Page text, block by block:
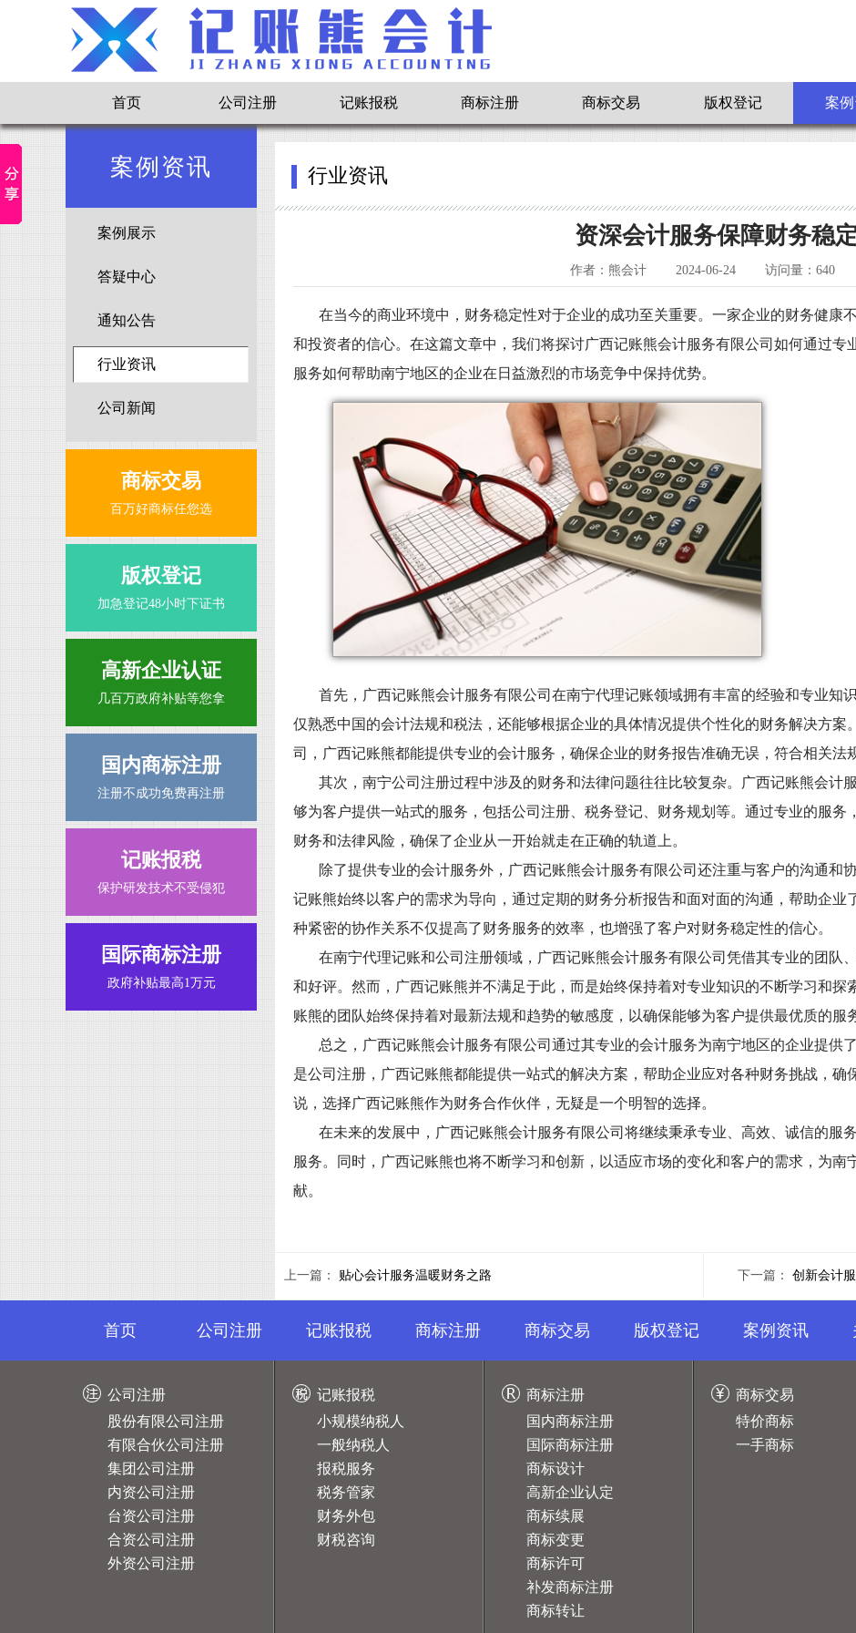
首页 公司注册 记账报税 商标注册 商标交易 版权登记 案
案例资讯
案例展示
答疑中心
通知公告
行业资讯
公司新闻
商标交易
百万好商标任您选
版权登记
加急登记48小时下证书
高新企业认证
几百万政府补贴等您拿
国内商标注册
注册不成功免费再注册
记账报税
保护研发技术不受侵犯
国际商标注册
政府补贴最高1万元
行业资讯
资深会计服务保障财务稳
作者：熊会计 2024-06-24 访问量：640
在当今的商业环境中，财务稳定性对于企业的成功至关重要。一家企业的财务健康
和投资者的信心。在这篇文章中，我们将探讨广西记账熊会计服务有限公司如何通过
服务如何帮助南宁地区的企业在日益激烈的市场竞争中保持优势。
首先，广西记账熊会计服务有限公司在南宁代理记账领域拥有丰富的经验和专业知
仅熟悉中国的会计法规和税法，还能够根据企业的具体情况提供个性化的财务解决方案
司，广西记账熊都能提供专业的会计服务，确保企业的财务报告准确无误，符合相关法
其次，南宁公司注册过程中涉及的财务和法律问题往往比较复杂。广西记账熊会计
够为客户提供一站式的服务，包括公司注册、税务登记、财务规划等。通过专业的服务
财务和法律风险，确保了企业从一开始就走在正确的轨道上。
除了提供专业的会计服务外，广西记账熊会计服务有限公司还注重与客户的沟通和
记账熊始终以客户的需求为导向，通过定期的财务分析报告和面对面的沟通，帮助企
种紧密的协作关系不仅提高了财务服务的效率，也增强了客户对财务稳定性的信心。
在南宁代理记账和公司注册领域，广西记账熊会计服务有限公司凭借其专业的团队
和好评。然而，广西记账熊并不满足于此，而是始终保持着对专业知识的不断学习和
账熊的团队始终保持着对最新法规和趋势的敏感度，以确保能够为客户提供最优质的服
总之，广西记账熊会计服务有限公司通过其专业的会计服务为南宁地区的企业提供
是公司注册，广西记账熊都能提供一站式的解决方案，帮助企业应对各种财务挑战，
说，选择广西记账熊作为财务合作伙伴，无疑是一个明智的选择。
在未来的发展中，广西记账熊会计服务有限公司将继续秉承专业、高效、诚信的服
服务。同时，广西记账熊也将不断学习和创新，以适应市场的变化和客户的需求，为
献。
上一篇： 贴心会计服务温暖财务之路 下一篇：创新会计
首页 公司注册 记账报税 商标注册 商标交易 版权登记 案例资讯
公司注册
股份有限公司注册
有限合伙公司注册
集团公司注册
内资公司注册
台资公司注册
合资公司注册
外资公司注册
记账报税
小规模纳税人
一般纳税人
报税服务
税务管家
财务外包
财税咨询
商标注册
国内商标注册
国际商标注册
商标设计
高新企业认定
商标续展
商标变更
商标许可
补发商标注册
商标转让
商标交易
特价商标
一手商标